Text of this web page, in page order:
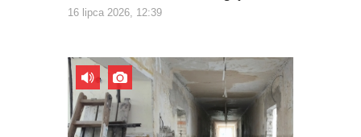
16 lipca 2026, 12:39